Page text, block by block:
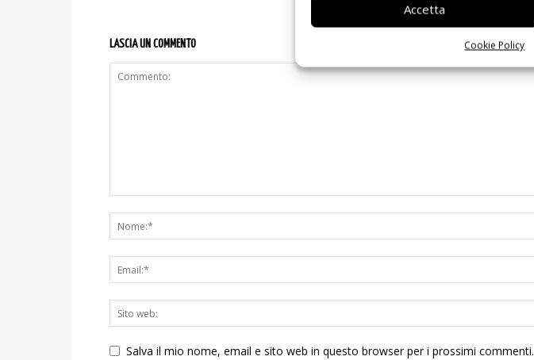
Accetta
Cookie Policy
LASCIA UN COMMENTO
Salva il mio nome, email e sito web in questo browser per i prossimi commenti.